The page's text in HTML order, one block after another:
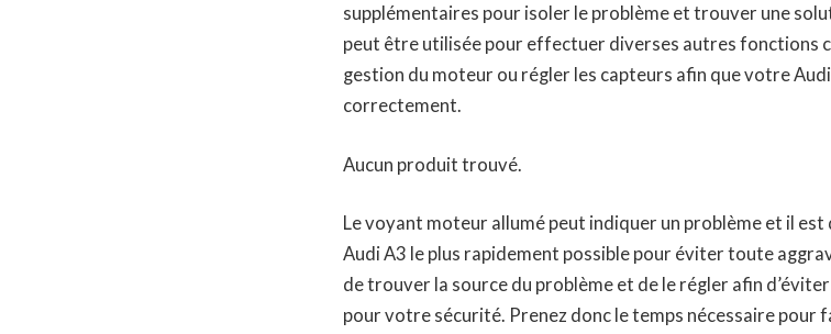
supplémentaires pour isoler le problème et trouver une
peut être utilisée pour effectuer diverses autres fonctions
gestion du moteur ou régler les capteurs afin que votre
correctement.
Aucun produit trouvé.
Le voyant moteur allumé peut indiquer un problème et il
Audi A3 le plus rapidement possible pour éviter toute
de trouver la source du problème et de le régler afin
pour votre sécurité. Prenez donc le temps nécessaire pour